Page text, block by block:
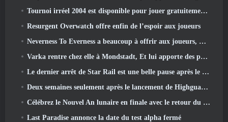
Tournoi irréel 2004 est disponible pour jouer gratuitement et Epic ne poursuivra personne pour cela
Resurgent Overwatch offre enfin de l’espoir aux joueurs
Neverness To Everness a beaucoup à offrir aux joueurs, Particulièrement amusant
Varka rentre chez elle à Mondstadt, Et lui apporte des problèmes dans la mise à jour Luna V de Genshin Impact
Le dernier arrêt de Star Rail est une belle pause après le traumatisme
Deux semaines seulement après le lancement de Highguard, Wildlight Entertainment annonce des licenciements
Célébrez le Nouvel An lunaire en finale avec le retour du « mode Bank It »
Last Paradise annonce la date du test alpha fermé